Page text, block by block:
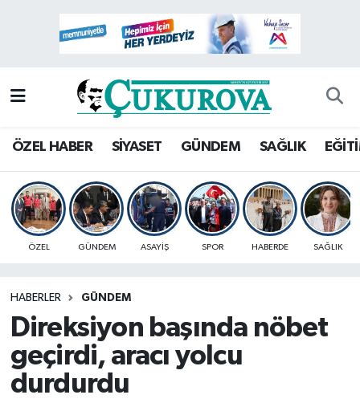
ÖZEL HABER SİYASET GÜNDEM SAĞLIK
ÖZEL GÜNDEM ASAYİŞ SPOR HABERDE SAĞLIK
HABERLER GÜNDEM
Direksiyon başında nöbet
geçirdi, aracı yolcu
durdurdu
Mersin Hava Durumu
Mersin Namaz Vakitleri
Mersin Trafik Yoğunluk Haritası
Süper Lig Puan Durumu ve Fikstür
Haber Arşivi